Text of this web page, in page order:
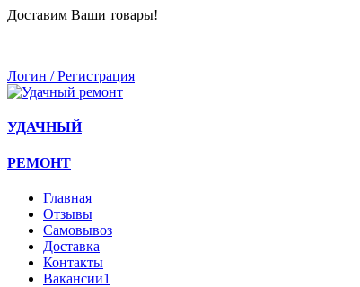
Доставим Ваши товары!
Логин / Регистрация
УДАЧНЫЙ
РЕМОНТ
Главная
Отзывы
Самовывоз
Доставка
Контакты
Вакансии1